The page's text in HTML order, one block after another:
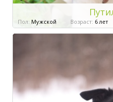
Пол: Мужской Возраст: 6 лет